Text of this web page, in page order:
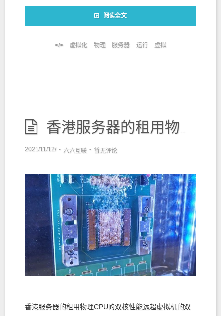
阅读全文
虚拟化 物理 服务器 运行 虚拟
香港服务器的租用物理CPU的双核性能远超虚拟机的双核。
2021/11/12/ - 六六互联 - 暂无评论
香港服务器的租用物理CPU的双核性能远超虚拟机的双